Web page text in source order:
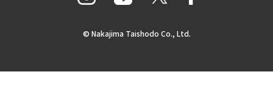
© Nakajima Taishodo Co., Ltd.